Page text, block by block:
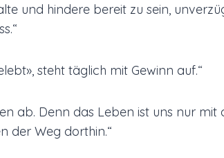
und hindere bereit zu sein,
steht täglich mit Gewinn auf.“
ab. Denn das Leben ist uns nur mit
der Weg dorthin.“